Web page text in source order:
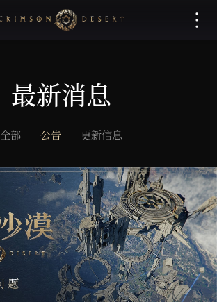
最新消息
全部 公告 更新信息